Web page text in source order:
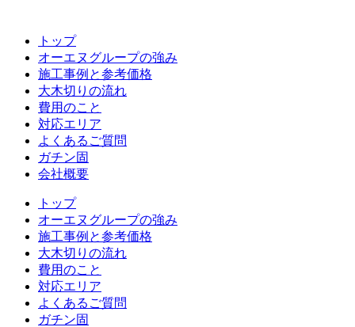
トップ
オーエヌグループの強み
施工事例と参考価格
大木切りの流れ
費用のこと
対応エリア
よくあるご質問
ガチン固
会社概要
トップ
オーエヌグループの強み
施工事例と参考価格
大木切りの流れ
費用のこと
対応エリア
よくあるご質問
ガチン固